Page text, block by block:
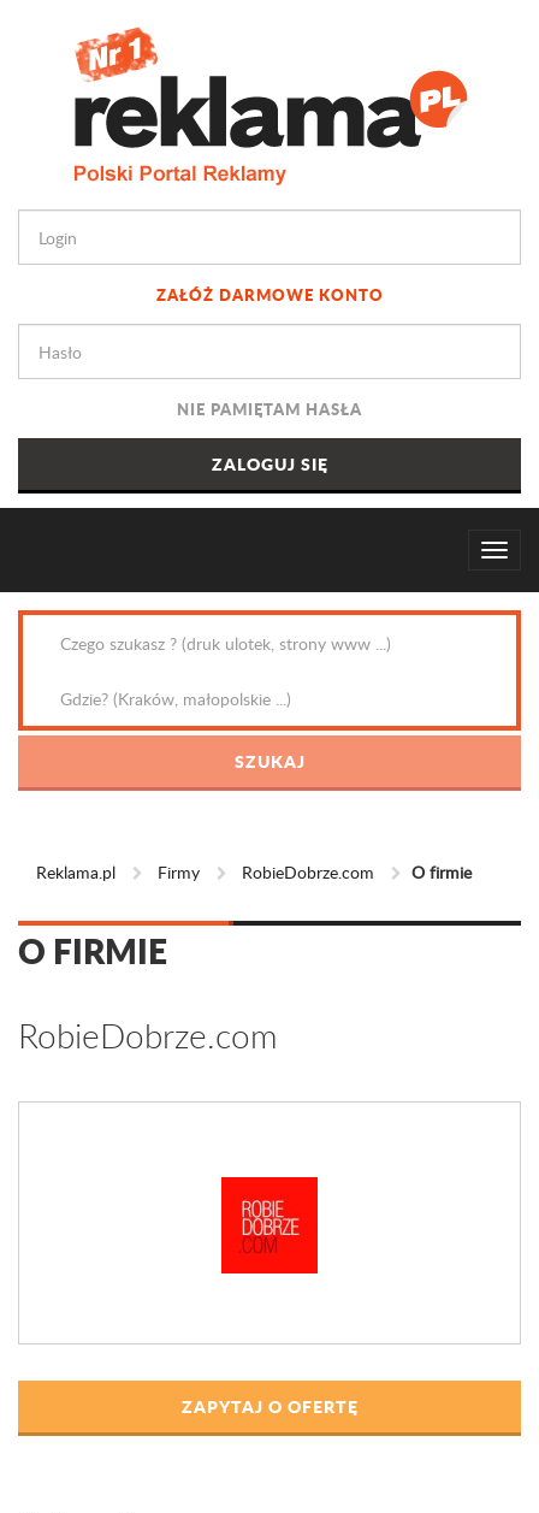
ZAŁÓŻ DARMOWE KONTO
NIE PAMIĘTAM HASŁA
Reklama.pl Firmy RobieDobrze.com O firmie
O FIRMIE
RobieDobrze.com
ZAPYTAJ O OFERTĘ